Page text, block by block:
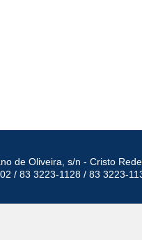
de Oliveira, s/n - Cristo
/ 83 3223-1128 / 83 3223-